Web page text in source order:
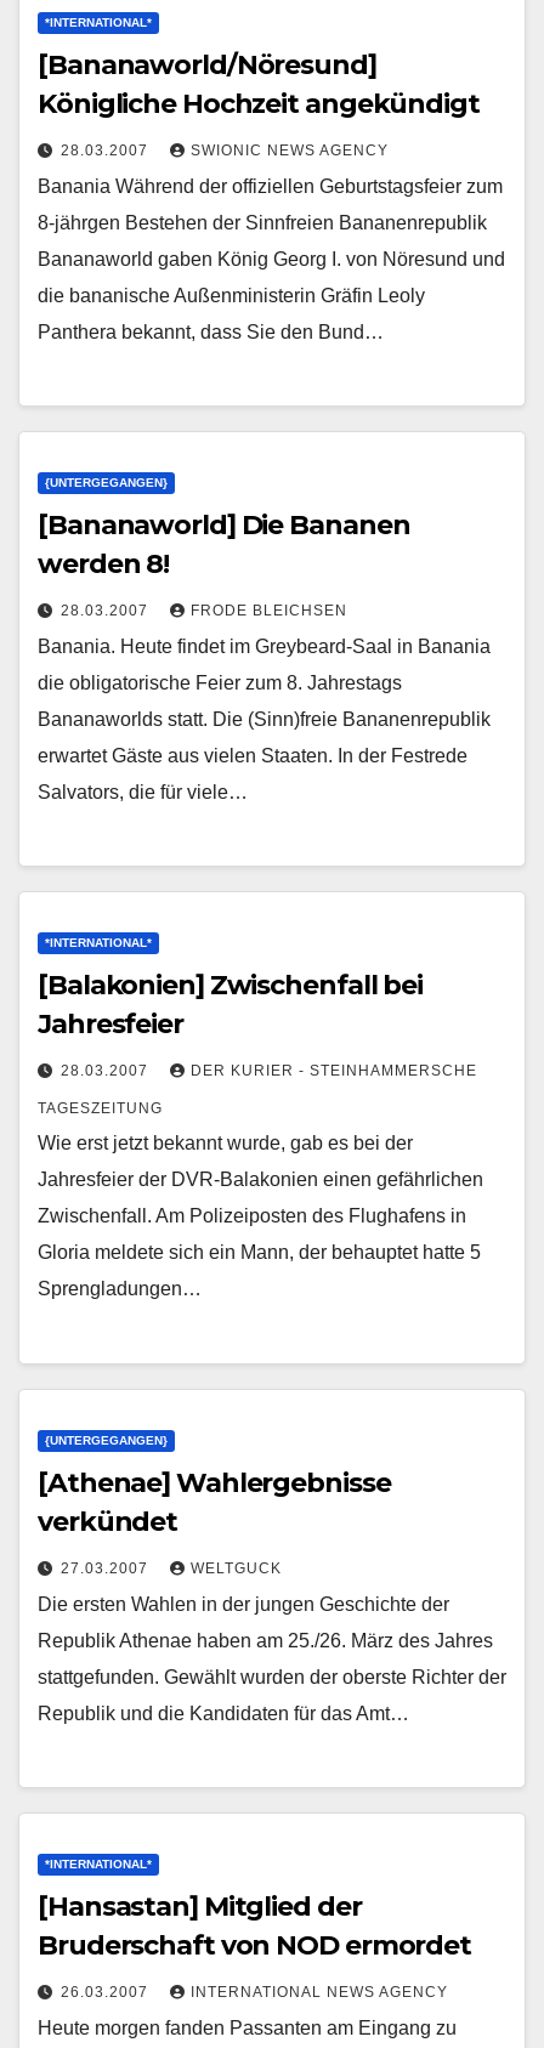
*INTERNATIONAL*
[Bananaworld/Nöresund]
Königliche Hochzeit angekündigt
28.03.2007 SWIONIC NEWS AGENCY
Banania Während der offiziellen Geburtstagsfeier zum
8-jährgen Bestehen der Sinnfreien Bananenrepublik
Bananaworld gaben König Georg I. von Nöresund und
die bananische Außenministerin Gräfin Leoly
Panthera bekannt, dass Sie den Bund…
{UNTERGEGANGEN}
[Bananaworld] Die Bananen
werden 8!
28.03.2007 FRODE BLEICHSEN
Banania. Heute findet im Greybeard-Saal in Banania
die obligatorische Feier zum 8. Jahrestags
Bananaworlds statt. Die (Sinn)freie Bananenrepublik
erwartet Gäste aus vielen Staaten. In der Festrede
Salvators, die für viele…
*INTERNATIONAL*
[Balakonien] Zwischenfall bei
Jahresfeier
28.03.2007 DER KURIER - STEINHAMMERSCHE
TAGESZEITUNG
Wie erst jetzt bekannt wurde, gab es bei der
Jahresfeier der DVR-Balakonien einen gefährlichen
Zwischenfall. Am Polizeiposten des Flughafens in
Gloria meldete sich ein Mann, der behauptet hatte 5
Sprengladungen…
{UNTERGEGANGEN}
[Athenae] Wahlergebnisse
verkündet
27.03.2007 WELTGUCK
Die ersten Wahlen in der jungen Geschichte der
Republik Athenae haben am 25./26. März des Jahres
stattgefunden. Gewählt wurden der oberste Richter der
Republik und die Kandidaten für das Amt…
*INTERNATIONAL*
[Hansastan] Mitglied der
Bruderschaft von NOD ermordet
26.03.2007 INTERNATIONAL NEWS AGENCY
Heute morgen fanden Passanten am Eingang zu